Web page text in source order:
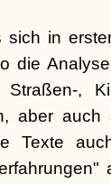
sich in
die
Straßen-,
aber auch
Texte